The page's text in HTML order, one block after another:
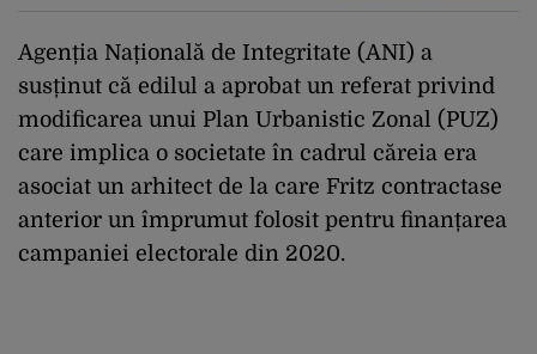
Agenția Națională de Integritate (ANI) a
susținut că edilul a aprobat un referat privind
modificarea unui Plan Urbanistic Zonal (PUZ)
care implica o societate în cadrul căreia era
asociat un arhitect de la care Fritz contractase
anterior un împrumut folosit pentru finanțarea
campaniei electorale din 2020.